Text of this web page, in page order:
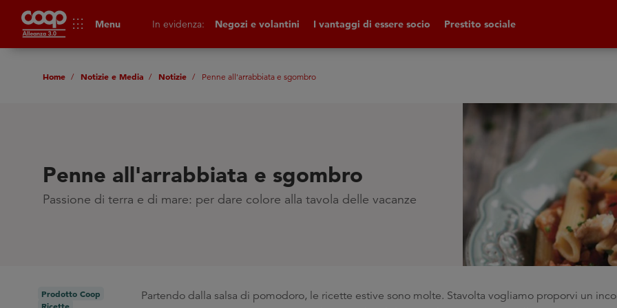
apps Menu In evidenza: Negozi e volantini I vantaggi di essere socio Prestito sociale
Home Notizie e Media Notizie Penne all'arrabbiata e sgombro
Penne all'arrabbiata e sgombro
Passione di terra e di mare: per dare colore alla tavola delle vacanze
Prodotto Coop
Partendo dalla salsa di pomodoro, le ricette estive sono molte. Stavolta vogliamo proporvi un